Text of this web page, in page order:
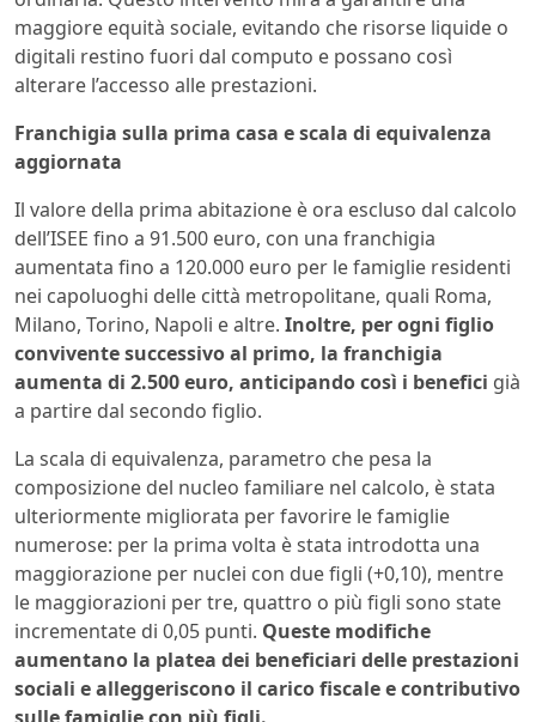
maggiore equità sociale, evitando che risorse liquide o
digitali restino fuori dal computo e possano così
alterare l’accesso alle prestazioni.
Franchigia sulla prima casa e scala di equivalenza
aggiornata
Il valore della prima abitazione è ora escluso dal calcolo
dell’ISEE fino a 91.500 euro, con una franchigia
aumentata fino a 120.000 euro per le famiglie residenti
nei capoluoghi delle città metropolitane, quali Roma,
Milano, Torino, Napoli e altre. Inoltre, per ogni figlio
convivente successivo al primo, la franchigia
aumenta di 2.500 euro, anticipando così i benefici già
a partire dal secondo figlio.
La scala di equivalenza, parametro che pesa la
composizione del nucleo familiare nel calcolo, è stata
ulteriormente migliorata per favorire le famiglie
numerose: per la prima volta è stata introdotta una
maggiorazione per nuclei con due figli (+0,10), mentre
le maggiorazioni per tre, quattro o più figli sono state
incrementate di 0,05 punti. Queste modifiche
aumentano la platea dei beneficiari delle prestazioni
sociali e alleggeriscono il carico fiscale e contributivo
sulle famiglie con più figli.